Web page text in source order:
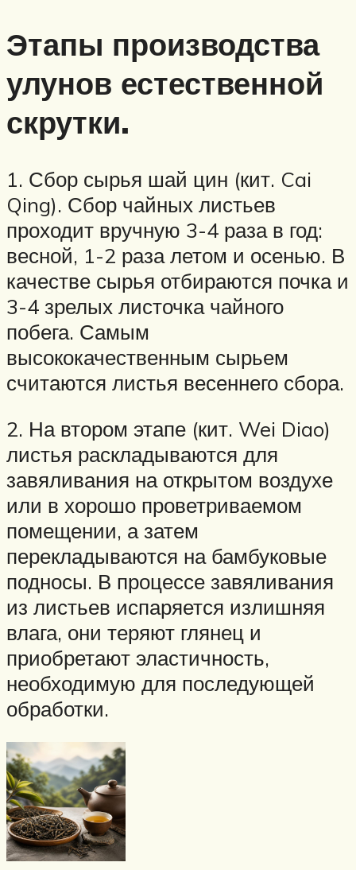
Этапы производства
улунов естественной
скрутки.
1. Сбор сырья шай цин (кит. Cai
Qing). Сбор чайных листьев
проходит вручную 3-4 раза в год:
весной, 1-2 раза летом и осенью. В
качестве сырья отбираются почка и
3-4 зрелых листочка чайного
побега. Самым
высококачественным сырьем
считаются листья весеннего сбора.
2. На втором этапе (кит. Wei Diao)
листья раскладываются для
завяливания на открытом воздухе
или в хорошо проветриваемом
помещении, а затем
перекладываются на бамбуковые
подносы. В процессе завяливания
из листьев испаряется излишняя
влага, они теряют глянец и
приобретают эластичность,
необходимую для последующей
обработки.